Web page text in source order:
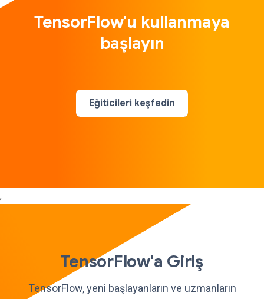
TensorFlow'u kullanmaya
başlayın
Eğiticileri keşfedin
,
TensorFlow'a Giriş
TensorFlow, yeni başlayanların ve uzmanların